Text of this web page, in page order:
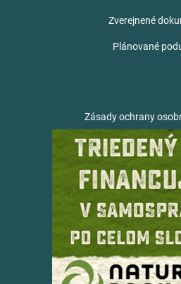
Zverejnené
Plánované
Zásady ochrany